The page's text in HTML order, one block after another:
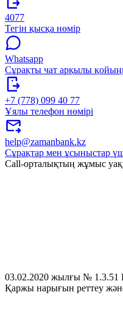
4077
Тегін қысқа нөмір
Whatsapp
Сұрақты чат арқылы
+7 (778) 099 40 77
Ұялы телефон нөмірі
help@zamanbank.kz
Сұрақтар мен ұсыныстар
Call-орталықтың жұмыс
03.02.2020 жылғы № 1.3.51
Қаржы нарығын реттеу